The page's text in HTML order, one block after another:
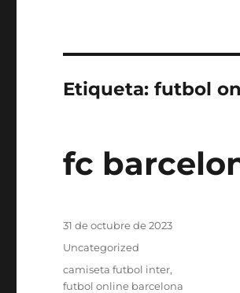
Etiqueta:futbol
fc
Publicado
31 de octubre de 2023
Categorías
Uncategorized
Etiquetas
camiseta futbol inter,
futbol online barcelona